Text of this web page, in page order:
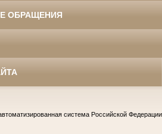
ОБРАЩЕНИЯ
система Российской